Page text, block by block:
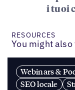
i tuoi
RESOURCES
You might
Webinars &
SEO locale